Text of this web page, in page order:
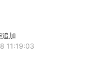
加
11:19:03